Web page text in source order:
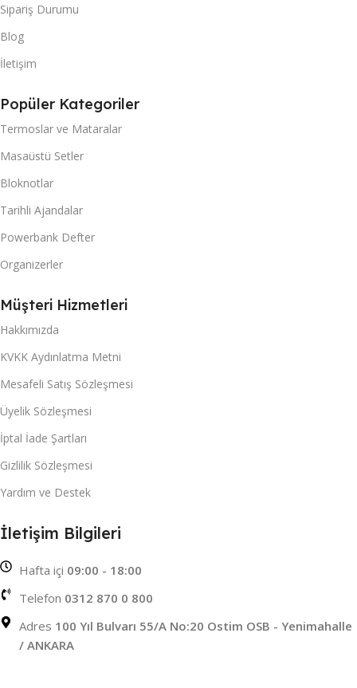
Sipariş Durumu
Blog
İletişim
Popüler Kategoriler
Termoslar ve Mataralar
Masaüstü Setler
Bloknotlar
Tarihli Ajandalar
Powerbank Defter
Organizerler
Müşteri Hizmetleri
Hakkımızda
KVKK Aydınlatma Metni
Mesafeli Satış Sözleşmesi
Üyelik Sözleşmesi
İptal İade Şartları
Gizlilik Sözleşmesi
Yardım ve Destek
İletişim Bilgileri
Hafta içi 09:00 - 18:00
Telefon 0312 870 0 800
Adres 100 Yıl Bulvarı 55/A No:20 Ostim OSB - Yenimahalle
/ ANKARA